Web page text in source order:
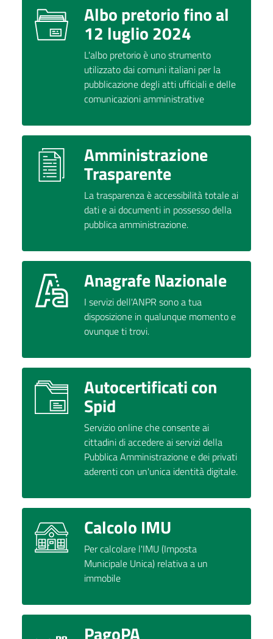
Albo pretorio fino al
12 luglio 2024
L'albo pretorio è uno strumento
utilizzato dai comuni italiani per la
pubblicazione degli atti ufficiali e delle
comunicazioni amministrative
Amministrazione
Trasparente
La trasparenza è accessibilità totale ai
dati e ai documenti in possesso della
pubblica amministrazione.
Anagrafe Nazionale
I servizi dell'ANPR sono a tua
disposizione in qualunque momento e
ovunque ti trovi.
Autocertificati con
Spid
Servizio online che consente ai
cittadini di accedere ai servizi della
Pubblica Amministrazione e dei privati
aderenti con un'unica identità digitale.
Calcolo IMU
Per calcolare l'IMU (Imposta
Municipale Unica) relativa a un
immobile
PagoPA